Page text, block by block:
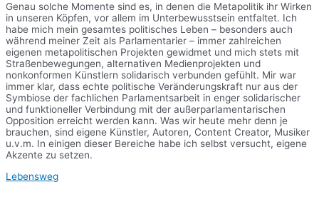
Genau solche Momente sind es, in denen die Metapolitik ihr Wirken
in unseren Köpfen, vor allem im Unterbewusstsein entfaltet. Ich
habe mich mein gesamtes politisches Leben – besonders auch
während meiner Zeit als Parlamentarier – immer zahlreichen
eigenen metapolitischen Projekten gewidmet und mich stets mit
Straßenbewegungen, alternativen Medienprojekten und
nonkonformen Künstlern solidarisch verbunden gefühlt. Mir war
immer klar, dass echte politische Veränderungskraft nur aus der
Symbiose der fachlichen Parlamentsarbeit in enger solidarischer
und funktioneller Verbindung mit der außerparlamentarischen
Opposition erreicht werden kann. Was wir heute mehr denn je
brauchen, sind eigene Künstler, Autoren, Content Creator, Musiker
u.v.m. In einigen dieser Bereiche habe ich selbst versucht, eigene
Akzente zu setzen.
Lebensweg